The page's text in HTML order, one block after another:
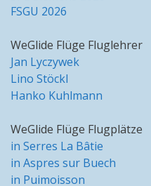
FSGU 2026
WeGlide Flüge Fluglehrer
Jan Lyczywek
Lino Stöckl
Hanko Kuhlmann
WeGlide Flüge Flugplätze
in Serres La Bâtie
in Aspres sur Buech
in Puimoisson